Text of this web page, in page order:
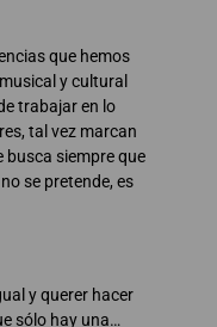
que hemos
y cultural
trabajar en lo
tal vez marcan
busca siempre que
se pretende, es
y querer hacer
sólo hay una…